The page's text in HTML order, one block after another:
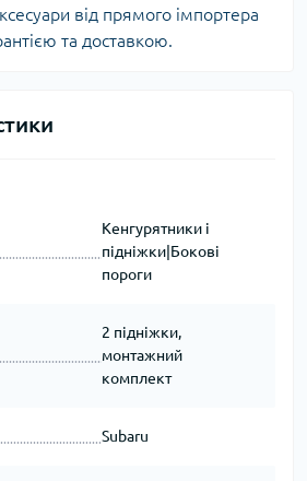
від прямого імпортера
та доставкою.
Кенгурятники і
підніжки|Бокові
пороги
2 підніжки,
монтажний
комплект
Subaru